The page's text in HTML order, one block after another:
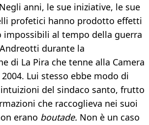
anni, le sue iniziative, le sue
profetici hanno prodotto effetti
impossibili al tempo della guerra
durante la
di La Pira che tenne alla Camera
Lui stesso ebbe modo di
del sindaco santo, frutto
che raccoglieva nei suoi
erano boutade. Non è un caso